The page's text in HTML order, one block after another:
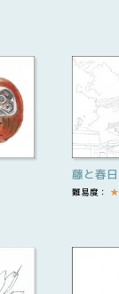
藤と春
難易度： ★